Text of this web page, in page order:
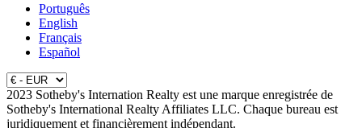
Português
English
Français
Español
2023 Sotheby's Internation Realty est une marque enregistrée de
Sotheby's International Realty Affiliates LLC. Chaque bureau est
juridiquement et financièrement indépendant.